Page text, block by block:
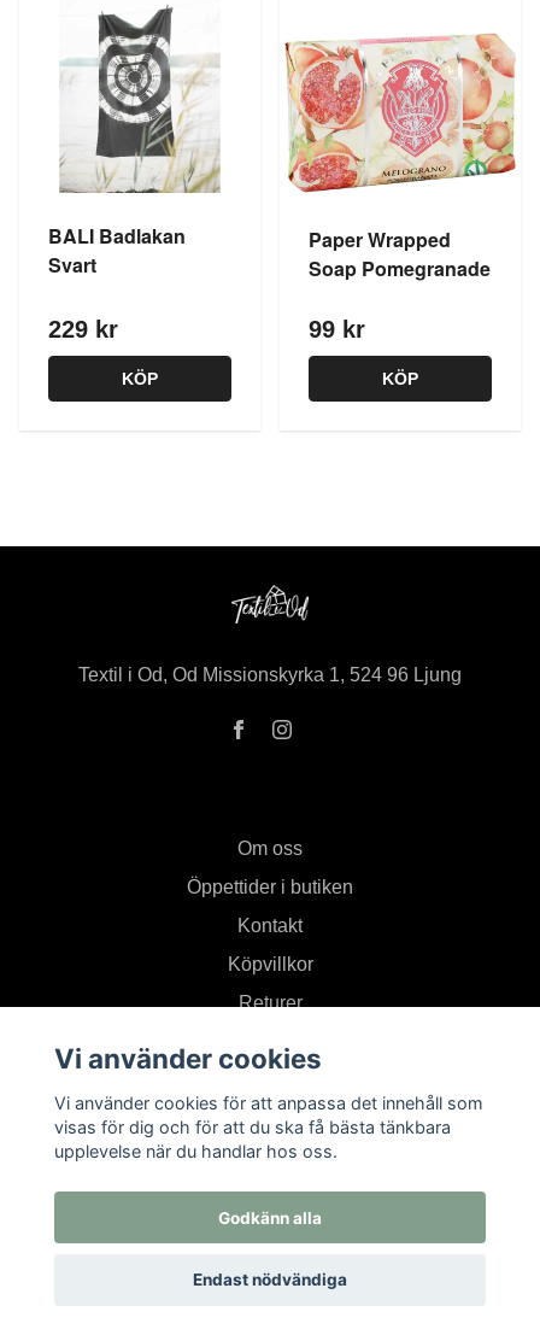
BALI Badlakan
Svart
229 kr
KÖP
Paper Wrapped
Soap Pomegranade
99 kr
KÖP
Textil i Od, Od Missionskyrka 1, 524 96 Ljung
Om oss
Öppettider i butiken
Kontakt
Köpvillkor
Returer
Prenumerera på vårt nyhetsbrev
© 2026 Textil i Od
Vi använder cookies
Vi använder cookies för att anpassa det innehåll som
visas för dig och för att du ska få bästa tänkbara
upplevelse när du handlar hos oss.
Godkänn alla
Endast nödvändiga